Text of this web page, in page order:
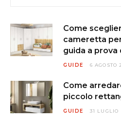
Come
cameretta
guida a prova
GUIDE 6 AGOSTO
Come
piccolo
GUIDE 31 LUGLIO